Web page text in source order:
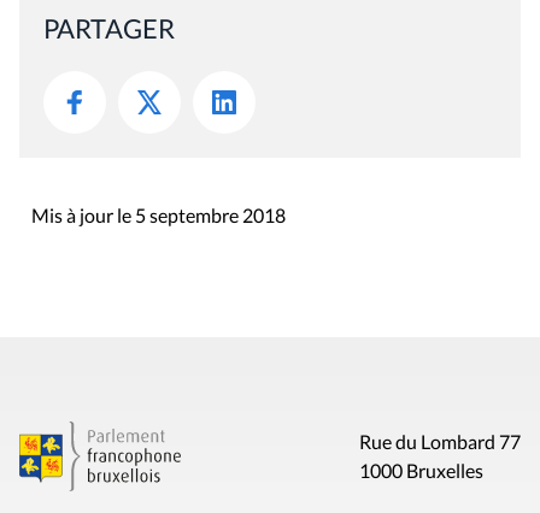
PARTAGER
Mis à jour le 5 septembre 2018
Rue du Lombard 77
1000 Bruxelles